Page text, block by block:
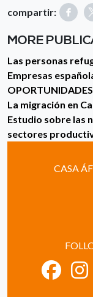
compartir:
MORE
Las personas
Empresas
La migración en
Estudio sobre las
sectores
CASA